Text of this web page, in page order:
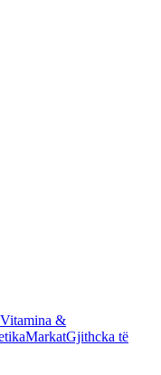
Vitamina &
MarkatGjithcka të